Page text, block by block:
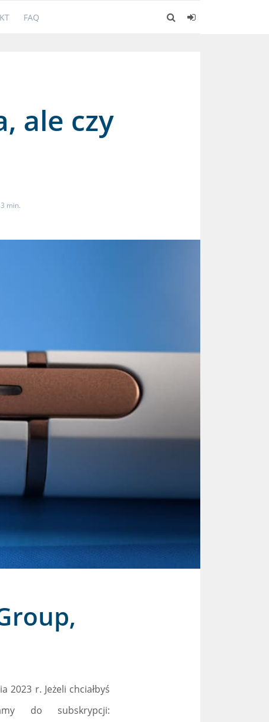
FAQ
ale czy
min.
r. Jeżeli chciałbyś
do subskrypcji: